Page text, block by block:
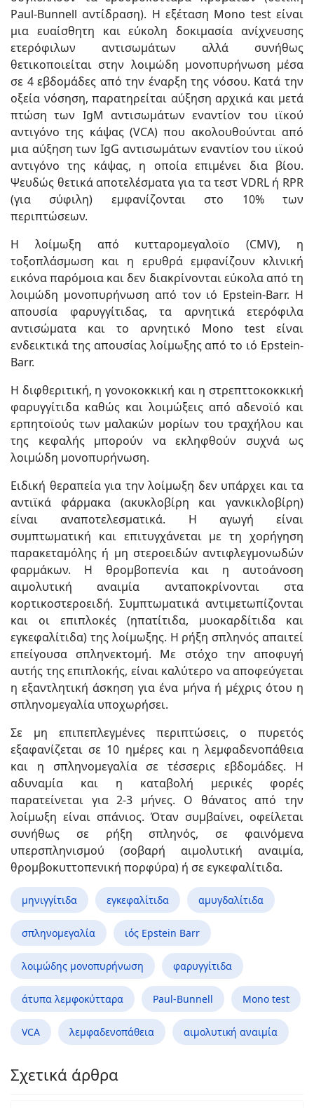
Paul-Bunnell αντίδραση). Η εξέταση Mono test είναι
μια ευαίσθητη και εύκολη δοκιμασία ανίχνευσης
ετερόφιλων αντισωμάτων αλλά συνήθως
θετικοποιείται στην λοιμώδη μονοπυρήνωση μέσα
σε 4 εβδομάδες από την έναρξη της νόσου. Κατά την
οξεία νόσηση, παρατηρείται αύξηση αρχικά και μετά
πτώση των IgM αντισωμάτων εναντίον του ιϊκού
αντιγόνο της κάψας (VCA) που ακολουθούνται από
μια αύξηση των IgG αντισωμάτων εναντίον του ιϊκού
αντιγόνο της κάψας, η οποία επιμένει δια βίου.
Ψευδώς θετικά αποτελέσματα για τα τεστ VDRL ή RPR
(για σύφιλη) εμφανίζονται στο 10% των
περιπτώσεων.
Η λοίμωξη από κυτταρομεγαλοϊο (CMV), η
τοξοπλάσμωση και η ερυθρά εμφανίζουν κλινική
εικόνα παρόμοια και δεν διακρίνονται εύκολα από τη
λοιμώδη μονοπυρήνωση από τον ιό Epstein-Barr. Η
απουσία φαρυγγίτιδας, τα αρνητικά ετερόφιλα
αντισώματα και το αρνητικό Mono test είναι
ενδεικτικά της απουσίας λοίμωξης από το ιό Epstein-
Barr.
Η διφθεριτική, η γονοκοκκική και η στρεπττοκοκκική
φαρυγγίτιδα καθώς και λοιμώξεις από αδενοϊό και
ερπητοϊούς των μαλακών μορίων του τραχήλου και
της κεφαλής μπορούν να εκληφθούν συχνά ως
λοιμώδη μονοπυρήνωση.
Ειδική θεραπεία για την λοίμωξη δεν υπάρχει και τα
αντιϊκά φάρμακα (ακυκλοβίρη και γανκικλοβίρη)
είναι αναποτελεσματικά. Η αγωγή είναι
συμπτωματική και επιτυγχάνεται με τη χορήγηση
παρακεταμόλης ή μη στεροειδών αντιφλεγμονωδών
φαρμάκων. Η θρομβοπενία και η αυτοάνοση
αιμολυτική αναιμία ανταποκρίνονται στα
κορτικοστεροειδή. Συμπτωματικά αντιμετωπίζονται
και οι επιπλοκές (ηπατίτιδα, μυοκαρδίτιδα και
εγκεφαλίτιδα) της λοίμωξης. Η ρήξη σπληνός απαιτεί
επείγουσα σπληνεκτομή. Με στόχο την αποφυγή
αυτής της επιπλοκής, είναι καλύτερο να αποφεύγεται
η εξαντλητική άσκηση για ένα μήνα ή μέχρις ότου η
σπληνομεγαλία υποχωρήσει.
Σε μη επιπεπλεγμένες περιπτώσεις, ο πυρετός
εξαφανίζεται σε 10 ημέρες και η λεμφαδενοπάθεια
και η σπληνομεγαλία σε τέσσερις εβδομάδες. Η
αδυναμία και η καταβολή μερικές φορές
παρατείνεται για 2-3 μήνες. Ο θάνατος από την
λοίμωξη είναι σπάνιος. Όταν συμβαίνει, οφείλεται
συνήθως σε ρήξη σπληνός, σε φαινόμενα
υπερσπληνισμού (σοβαρή αιμολυτική αναιμία,
θρομβοκυττοπενική πορφύρα) ή σε εγκεφαλίτιδα.
μηνιγγίτιδα εγκεφαλίτιδα αμυγδαλίτιδα
σπληνομεγαλία ιός Epstein Barr
λοιμώδης μονοπυρήνωση φαρυγγίτιδα
άτυπα λεμφοκύτταρα Paul-Bunnell Mono test
VCA λεμφαδενοπάθεια αιμολυτική αναιμία
Σχετικά άρθρα